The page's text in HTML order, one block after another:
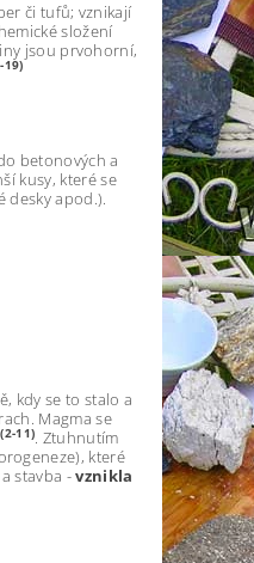
či tufů; vznikají
složení
jsou prvohorní,
19)
betonových a
kusy, které se
desky apod.).
kdy se to stalo a
Magma se
(2-11). Ztuhnutím
které
stavba -vznikla